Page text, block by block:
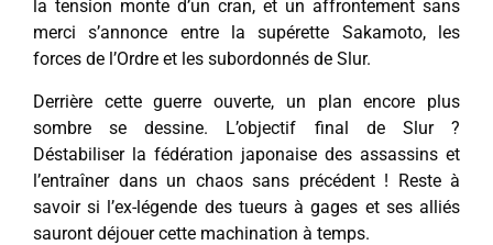
la tension monte d’un cran, et un affrontement sans
merci s’annonce entre la supérette Sakamoto, les
forces de l’Ordre et les subordonnés de Slur.
Derrière cette guerre ouverte, un plan encore plus
sombre se dessine. L’objectif final de Slur ?
Déstabiliser la fédération japonaise des assassins et
l’entraîner dans un chaos sans précédent ! Reste à
savoir si l’ex-légende des tueurs à gages et ses alliés
sauront déjouer cette machination à temps.